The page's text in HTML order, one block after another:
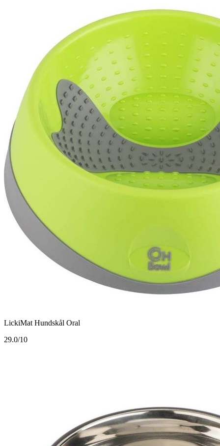
LickiMat Hundskål Oral
29.0/10